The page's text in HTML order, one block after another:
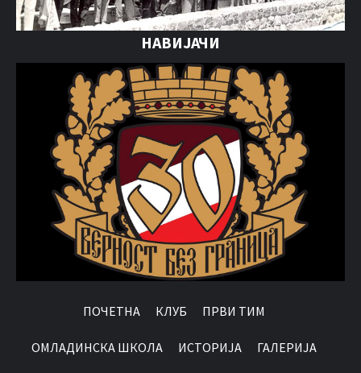
НАВИЈАЧИ
ПОЧЕТНА КЛУБ ПРВИ ТИМ
OМЛАДИНСКА ШКОЛА ИСТОРИЈА ГАЛЕРИЈА